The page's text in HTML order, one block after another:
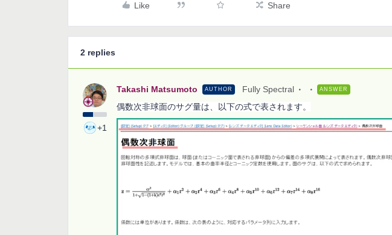
Like Share
2 replies
+1
Takashi Matsumoto AUTHOR Fully Spectral ANSWER
偶数次非球面のサグ量は、以下の式で表されます。